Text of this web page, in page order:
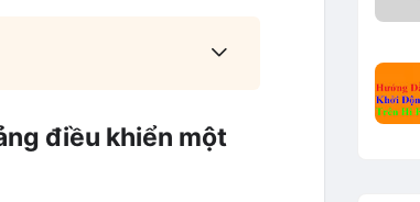
điều khiển một